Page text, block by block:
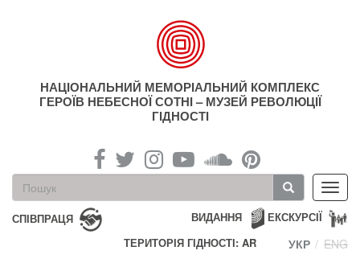
НАЦІОНАЛЬНИЙ МЕМОРІАЛЬНИЙ КОМПЛЕКС
ГЕРОЇВ НЕБЕСНОЇ СОТНІ – МУЗЕЙ РЕВОЛЮЦІЇ
ГІДНОСТІ
Пошукова
форма
Пошук
СПІВПРАЦЯ ЕКСКУРСІЇ
ВИДАННЯ
ТЕРИТОРІЯ ГІДНОСТІ: AR
УКР ENG